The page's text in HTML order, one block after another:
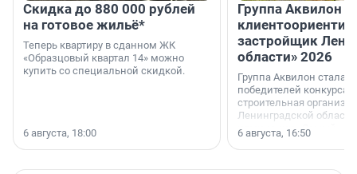
Скидка до 880 000 рублей
на готовое жильё*
Теперь квартиру в сданном ЖК
«Образцовый квартал 14» можно
купить со специальной скидкой.
6 августа, 18:00
Группа Аквилон
застройщик
области» 2026
Группа Аквилон стала
победителей конкурса
строительная
Ленинградской области
номинации «Самый
застройщик
области».
6 августа, 16:50